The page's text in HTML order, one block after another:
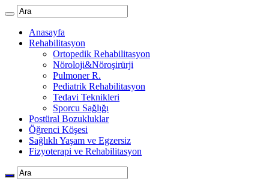
Anasayfa
Rehabilitasyon
Ortopedik Rehabilitasyon
Nöroloji&Nöroşirürji
Pulmoner R.
Pediatrik Rehabilitasyon
Tedavi Teknikleri
Sporcu Sağlığı
Postüral Bozukluklar
Öğrenci Köşesi
Sağlıklı Yaşam ve Egzersiz
Fizyoterapi ve Rehabilitasyon